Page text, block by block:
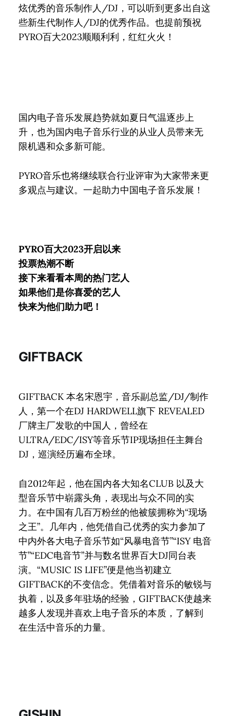
炫优秀的音乐制作人/DJ，可以听到更多出自这
些新生代制作人/DJ的优秀作品。也提前预祝
PYRO百大2023顺顺利利，红红火火！
国内电子音乐发展趋势就如夏日气温逐步上
升，也为国内电子音乐行业的从业人员带来无
限机遇和众多新可能。
PYRO音乐也将继续联合行业评审为大家带来更
多观点与建议。一起助力中国电子音乐发展！
PYRO百大2023开启以来
投票热潮不断
接下来看看本周的热门艺人
如果他们是你喜爱的艺人
快来为他们助力吧！
GIFTBACK
GIFTBACK 本名宋恩宇，音乐副总监/DJ/制作
人，第一个在DJ HARDWELL旗下 REVEALED
厂牌主厂发歌的中国人，曾经在
ULTRA/EDC/ISY等音乐节IP现场担任主舞台
DJ，巡演经历遍布全球。
自2012年起，他在国内各大知名CLUB 以及大
型音乐节中崭露头角，表现出与众不同的实
力。在中国有几百万粉丝的他被簇拥称为“现场
之王”。几年内，他凭借自己优秀的实力参加了
中内外各大电子音乐节如“风暴电音节”“ISY 电音
节”“EDC电音节”并与数名世界百大DJ同台表
演。“MUSIC IS LIFE”便是他当初建立
GIFTBACK的不变信念。凭借着对音乐的敏锐与
执着，以及多年驻场的经验，GIFTBACK使越来
越多人发现并喜欢上电子音乐的本质，了解到
在生活中音乐的力量。